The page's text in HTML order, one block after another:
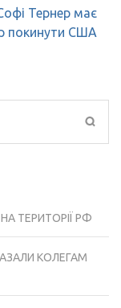
Тернер має
покинути США
ТЕРИТОРІЇ РФ
КОЛЕГАМ